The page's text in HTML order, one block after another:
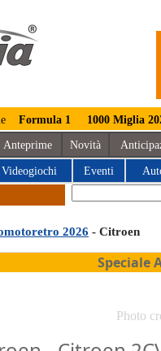
Formula 1 1000 Miglia
Anteprime Novità
Videogiochi Eventi
2026 - Citroen
Speciale
Photo